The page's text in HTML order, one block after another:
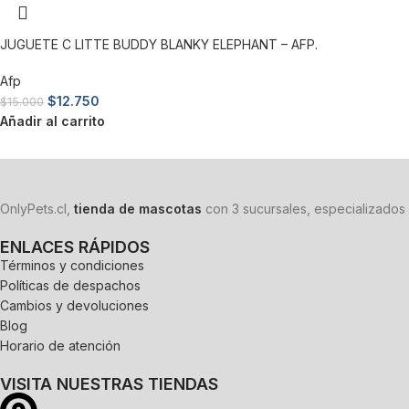
JUGUETE C LITTE BUDDY BLANKY ELEPHANT – AFP.
Afp
$15.000 $12.750
Añadir al carrito
OnlyPets.cl, tienda de mascotas con 3 sucursales,
ENLACES RÁPIDOS
Términos y condiciones
Políticas de despachos
Cambios y devoluciones
Blog
Horario de atención
VISITA NUESTRAS TIENDAS